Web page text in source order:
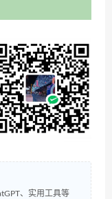
、实用工具等